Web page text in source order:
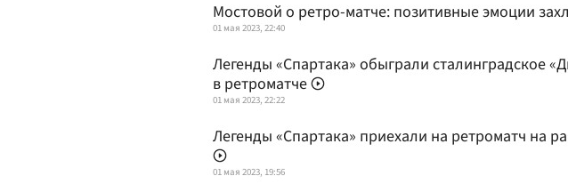
Мостовой о ретро-матче: позитивные эмоции
01 мая 2023, 22:40
Легенды «Спартака» обыграли сталинградское
в ретроматче
01 мая 2023, 22:22
Легенды «Спартака» приехали на ретроматч на
01 мая 2023, 19:56